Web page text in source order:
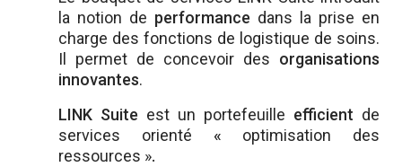
la notion de performance dans la prise en
charge des fonctions de logistique de soins.
Il permet de concevoir des organisations
innovantes.
LINK Suite est un portefeuille efficient de
services orienté « optimisation des
ressources ».